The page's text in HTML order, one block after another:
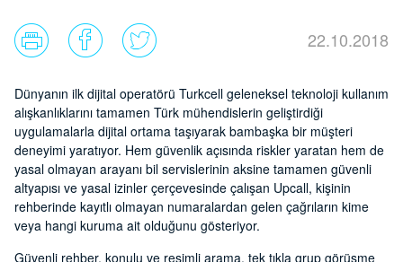
22.10.2018
Dünyanın ilk dijital operatörü Turkcell geleneksel teknoloji kullanım
alışkanlıklarını tamamen Türk mühendislerin geliştirdiği
uygulamalarla dijital ortama taşıyarak bambaşka bir müşteri
deneyimi yaratıyor. Hem güvenlik açısında riskler yaratan hem de
yasal olmayan arayanı bil servislerinin aksine tamamen güvenli
altyapısı ve yasal izinler çerçevesinde çalışan Upcall, kişinin
rehberinde kayıtlı olmayan numaralardan gelen çağrıların kime
veya hangi kuruma ait olduğunu gösteriyor.
Güvenli rehber, konulu ve resimli arama, tek tıkla grup görüşme